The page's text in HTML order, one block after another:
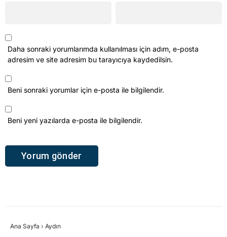
Daha sonraki yorumlarımda kullanılması için adım, e-posta
adresim ve site adresim bu tarayıcıya kaydedilsin.
Beni sonraki yorumlar için e-posta ile bilgilendir.
Beni yeni yazılarda e-posta ile bilgilendir.
Ana Sayfa › Aydın